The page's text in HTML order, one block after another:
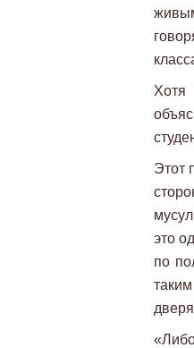
Хотя
Этот
это
по